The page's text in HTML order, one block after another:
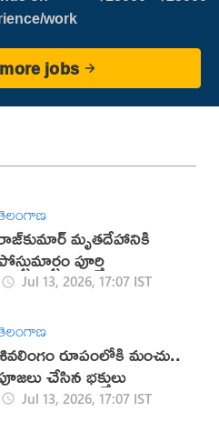
work
jobs
మృతదేహానికి
పూర్తి
Jul 13, 2026, 17:07 IST
రూపంలోకి మంచు..
చేసిన భక్తులు
Jul 13, 2026, 17:07 IST